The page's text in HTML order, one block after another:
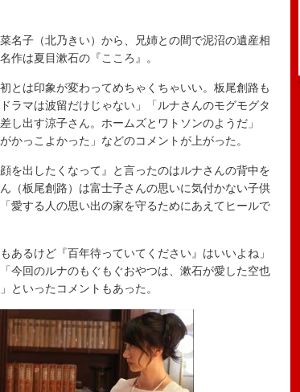
名子（北乃きい）から、兄姉との間で泥沼の遺産相
作は夏目漱石の『こころ』。
とは印象が変わってめちゃくちゃいい。板尾創路も
ラマは波留だけじゃない」「ルナさんのモグモグタ
し出す涼子さん。ホームズとワトソンのようだ」
かっこよかった」などのコメントが上がった。
を出したくなって』と言ったのはルナさんの背中を
（板尾創路）は富士子さんの思いに気付かない子供
愛する人の思い出の家を守るためにあえてヒールで
るけど『百年待っていてください』はいいよね」
今回のルナのもぐもぐおやつは、漱石が愛した空也
といったコメントもあった。